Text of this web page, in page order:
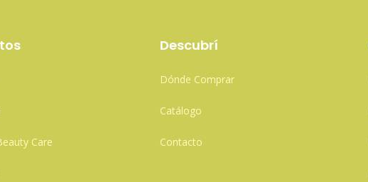
Care
Descubrí
Dónde Comprar
Catálogo
Contacto